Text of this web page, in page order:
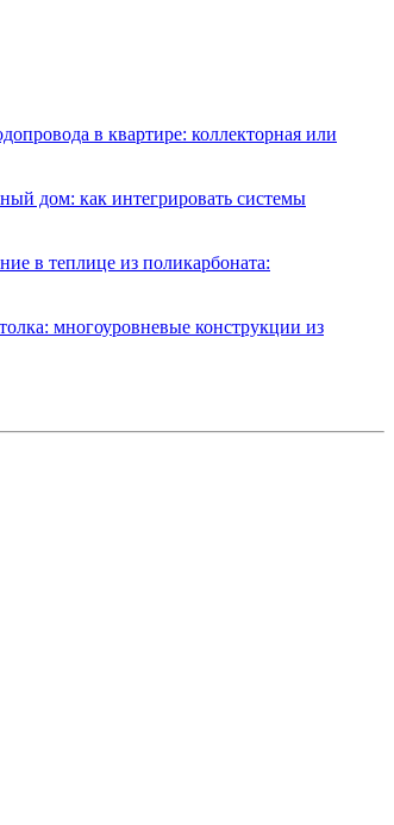
в квартире: коллекторная или
дом: как интегрировать системы
в теплице из поликарбоната:
многоуровневые конструкции из